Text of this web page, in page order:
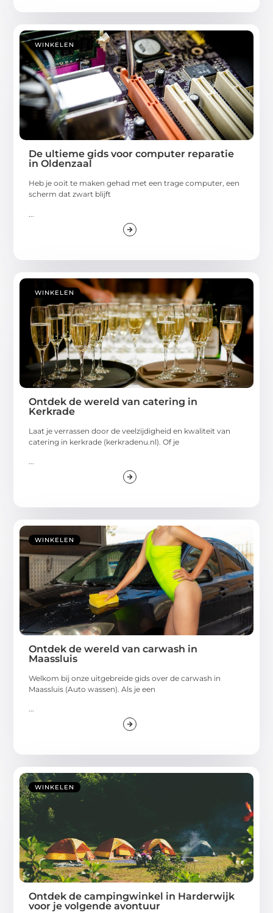
WINKELEN
De ultieme gids voor computer reparatie
in Oldenzaal
Heb je ooit te maken gehad met een trage computer, een
scherm dat zwart blijft
WINKELEN
Ontdek de wereld van catering in
Kerkrade
Laat je verrassen door de veelzijdigheid en kwaliteit van
catering in kerkrade (kerkradenu.nl). Of je
WINKELEN
Ontdek de wereld van carwash in
Maassluis
Welkom bij onze uitgebreide gids over de carwash in
Maassluis (Auto wassen). Als je een
...
WINKELEN
Ontdek de campingwinkel in Harderwijk
voor je volgende avontuur